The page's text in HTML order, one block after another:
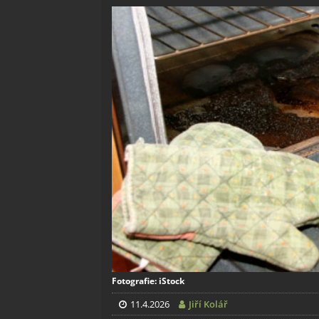
Fotografie: iStock
11.4.2026 Jiří Kolář